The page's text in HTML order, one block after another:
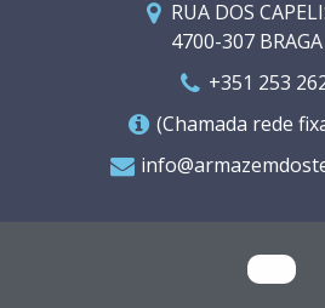
RUA DOS
4700-307 BRAGA
+351 253
(Chamada rede